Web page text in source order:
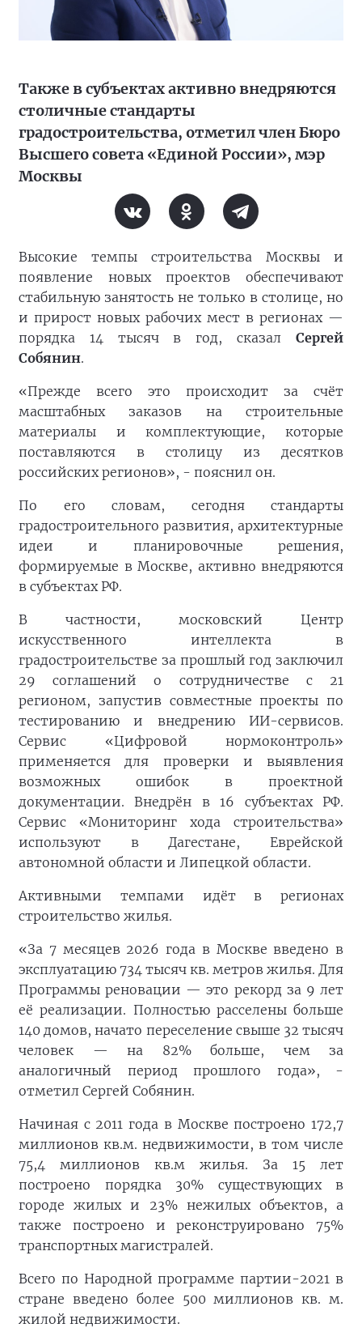
Также в субъектах активно внедряются
столичные стандарты
градостроительства, отметил член Бюро
Высшего совета «Единой России», мэр
Москвы
Высокие темпы строительства Москвы и
появление новых проектов обеспечивают
стабильную занятость не только в столице, но
и прирост новых рабочих мест в регионах —
порядка 14 тысяч в год, сказал Сергей
Собянин.
«Прежде всего это происходит за счёт
масштабных заказов на строительные
материалы и комплектующие, которые
поставляются в столицу из десятков
российских регионов», - пояснил он.
По его словам, сегодня стандарты
градостроительного развития, архитектурные
идеи и планировочные решения,
формируемые в Москве, активно внедряются
в субъектах РФ.
В частности, московский Центр
искусственного интеллекта в
градостроительстве за прошлый год заключил
29 соглашений о сотрудничестве с 21
регионом, запустив совместные проекты по
тестированию и внедрению ИИ-сервисов.
Сервис «Цифровой нормоконтроль»
применяется для проверки и выявления
возможных ошибок в проектной
документации. Внедрён в 16 субъектах РФ.
Сервис «Мониторинг хода строительства»
используют в Дагестане, Еврейской
автономной области и Липецкой области.
Активными темпами идёт в регионах
строительство жилья.
«За 7 месяцев 2026 года в Москве введено в
эксплуатацию 734 тысяч кв. метров жилья. Для
Программы реновации — это рекорд за 9 лет
её реализации. Полностью расселены больше
140 домов, начато переселение свыше 32 тысяч
человек — на 82% больше, чем за
аналогичный период прошлого года», -
отметил Сергей Собянин.
Начиная с 2011 года в Москве построено 172,7
миллионов кв.м. недвижимости, в том числе
75,4 миллионов кв.м жилья. За 15 лет
построено порядка 30% существующих в
городе жилых и 23% нежилых объектов, а
также построено и реконструировано 75%
транспортных магистралей.
Всего по Народной программе партии-2021 в
стране введено более 500 миллионов кв. м.
жилой недвижимости.